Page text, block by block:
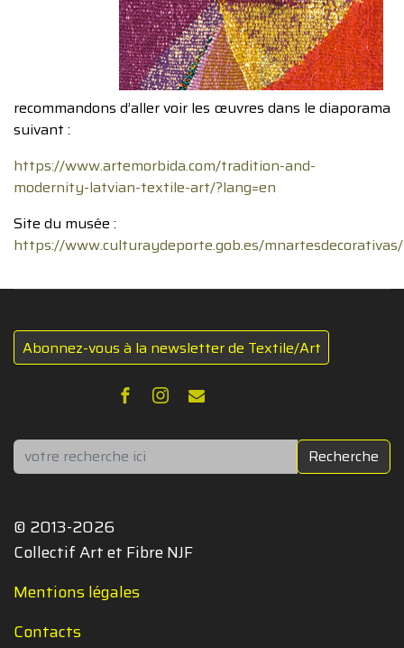
recommandons d’aller voir les œuvres dans le diaporama
suivant :
https://www.artemorbida.com/tradition-and-
modernity-latvian-textile-art/?lang=en
Site du musée :
https://www.culturaydeporte.gob.es/
Abonnez-vous à la newsletter de Textile/Art
Rechercher Recherche
© 2013-2026
Collectif Art et Fibre NJF
Mentions légales
Contacts